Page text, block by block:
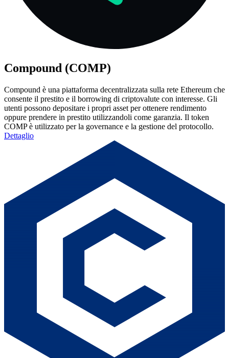
Compound (COMP)
Compound è una piattaforma decentralizzata sulla rete Ethereum che
consente il prestito e il borrowing di criptovalute con interesse. Gli
utenti possono depositare i propri asset per ottenere rendimento
oppure prendere in prestito utilizzandoli come garanzia. Il token
COMP è utilizzato per la governance e la gestione del protocollo.
Dettaglio